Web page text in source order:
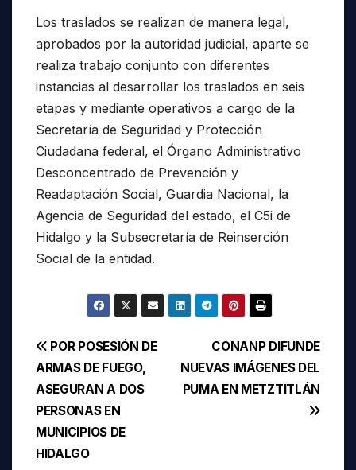
Los traslados se realizan de manera legal,
aprobados por la autoridad judicial, aparte se
realiza trabajo conjunto con diferentes
instancias al desarrollar los traslados en seis
etapas y mediante operativos a cargo de la
Secretaría de Seguridad y Protección
Ciudadana federal, el Órgano Administrativo
Desconcentrado de Prevención y
Readaptación Social, Guardia Nacional, la
Agencia de Seguridad del estado, el C5i de
Hidalgo y la Subsecretaría de Reinserción
Social de la entidad.
Navegación
de
entradas
CONANP DIFUNDE
NUEVAS IMÁGENES DEL
PUMA EN METZTITLÁN
POR POSESIÓN DE
ARMAS DE FUEGO,
ASEGURAN A DOS
PERSONAS EN
MUNICIPIOS DE
HIDALGO